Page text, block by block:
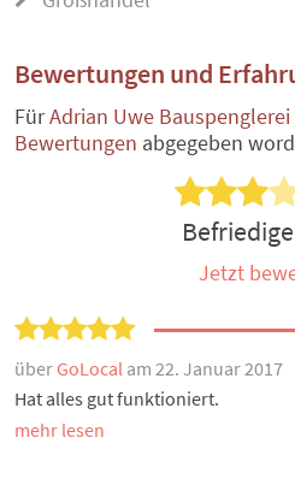
Bewertungen und
FürAdrian Uwe Bauspenglerei
Bewertungen abgegeben
Jetzt
über GoLocal am 22. Januar 2017
Hat alles gut funktioniert.
mehr lesen